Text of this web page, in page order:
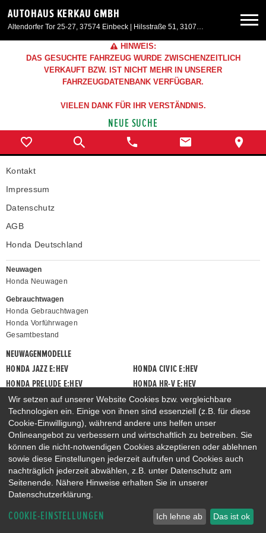
AUTOHAUS KERKAU GMBH
Altendorfer Tor 25-27, 37574 Einbeck | Hilsstraße 51, 31073 Delligsen
Neuwagen
Angebote
Service & Zubehör
Unser Autohaus
HINWEIS:
DAS GESUCHTE FAHRZEUG WURDE ZWISCHENZEITLICH
VERKAUFT BZW. IST NICHT MEHR IN UNSERER
FAHRZEUGDATENBANK VERFÜGBAR.
VIELEN DANK FÜR IHR VERSTÄNDNIS.
NEUE SUCHE
Kontakt
Impressum
Datenschutz
AGB
Honda Deutschland
Neuwagen
Honda Neuwagen
Gebrauchtwagen
Honda Gebrauchtwagen
Honda Vorführwagen
Gesamtbestand
NEUWAGENMODELLE
HONDA JAZZ E:HEV
HONDA CIVIC E:HEV
HONDA PRELUDE E:HEV
HONDA HR-V E:HEV
HONDA ZR-V E:HEV
HONDA CR-V E:HEV & E:PHEV
Wir setzen auf unserer Website Cookies bzw. vergleichbare
Technologien ein. Einige von ihnen sind essenziell (z.B. für diese
Cookie-Einwilligung), während andere uns helfen unser
Onlineangebot zu verbessern und wirtschaftlich zu betreiben. Sie
können die nicht-notwendigen Cookies akzeptieren oder ablehnen
sowie diese Einstellungen jederzeit aufrufen und Cookies auch
nachträglich jederzeit abwählen, z.B. unter Datenschutz am
Seitenende. Nähere Hinweise erhalten Sie in unserer
Datenschutzerklärung.
COOKIE-EINSTELLUNGEN Ich lehne ab Das ist ok